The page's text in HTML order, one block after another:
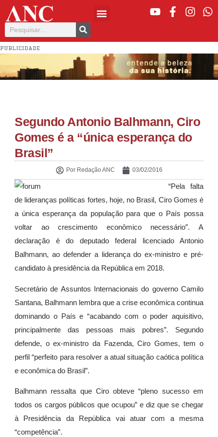
PUBLICIDADE
Segundo Antonio Balhmann, Ciro
Gomes é a “única esperança do
Brasil”
PorRedação ANC 03/02/2016
“Pela falta
de lideranças políticas fortes, hoje, no Brasil, Ciro Gomes é
a única esperança da população para que o País possa
voltar ao crescimento econômico necessário”. A
declaração é do deputado federal licenciado Antonio
Balhmann, ao defender a liderança do ex-ministro e pré-
candidato à presidência da República em 2018.
Secretário de Assuntos Internacionais do governo Camilo
Santana, Balhmann lembra que a crise econômica continua
dominando o País e “acabando com o poder aquisitivo,
principalmente das pessoas mais pobres”. Segundo
defende, o ex-ministro da Fazenda, Ciro Gomes, tem o
perfil “perfeito para resolver a atual situação caótica política
e econômica do Brasil”.
Balhmann ressalta que Ciro obteve “pleno sucesso em
todos os cargos públicos que ocupou” e diz que se chegar
à Presidência da República vai atuar com a mesma
“competência”.